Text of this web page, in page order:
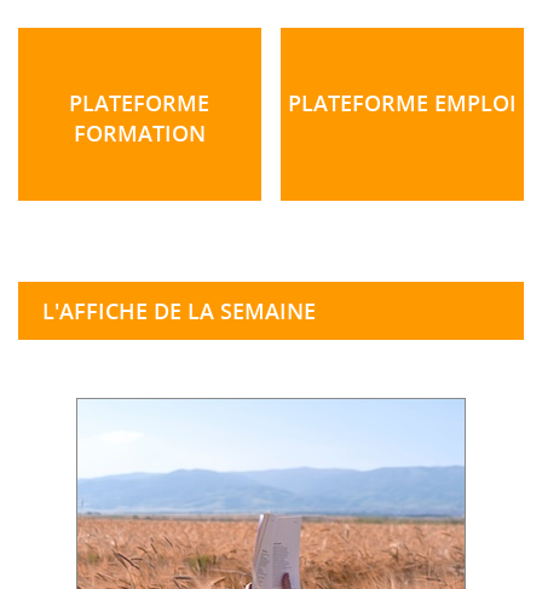
PLATEFORME
FORMATION
PLATEFORME EMPLOI
L'AFFICHE DE LA SEMAINE